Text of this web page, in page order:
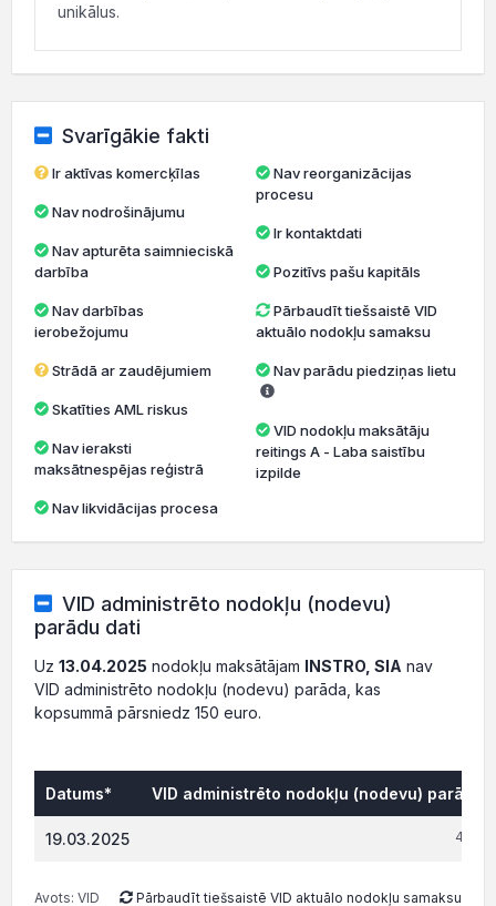
unikālus.
Svarīgākie fakti
Ir aktīvas komercķīlas
Nav nodrošinājumu
darbība
ierobežojumu
Strādā ar zaudējumiem
Skatīties AML riskus
maksātnespējas reģistrā
Nav likvidācijas procesa
Nav reorganizācijas
procesu
Ir kontaktdati
Pozitīvs pašu kapitāls
Pārbaudīt tiešsaistē VID
aktuālo nodokļu samaksu
Nav parādu piedziņas lietu
VID nodokļu maksātāju
reitings A - Laba saistību
izpilde
VID administrēto nodokļu (nodevu)
parādu dati
Uz 13.04.2025 nodokļu maksātājam INSTRO, SIA nav
VID administrēto nodokļu (nodevu) parāda, kas
kopsummā pārsniedz 150 euro.
Datums* VID administrēto nodokļu (nodevu) parāds,
19.03.2025
Avots: VID Pārbaudīt tiešsaistē VID aktuālo nodokļu samaksu